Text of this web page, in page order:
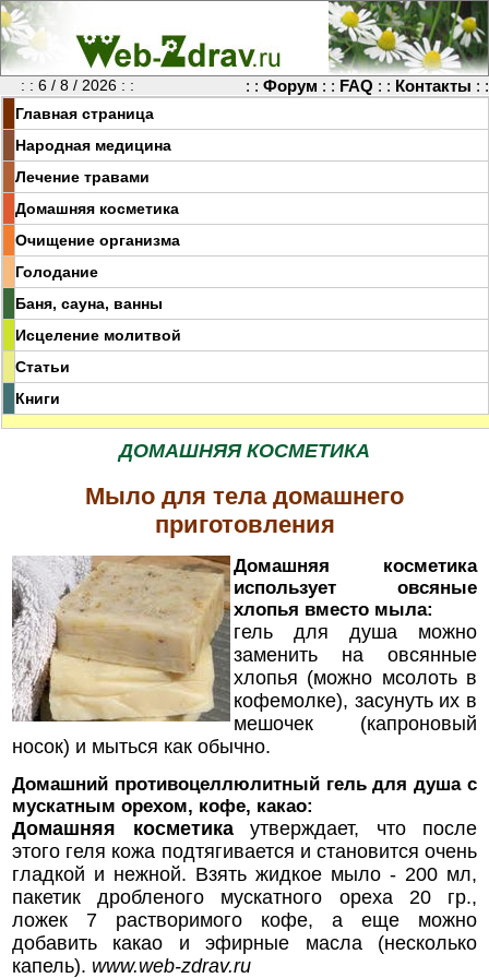
: : 6 / 8 / 2026 : : : : Форум : : FAQ : : Контакты : :
Главная страница
Народная медицина
Лечение травами
Домашняя косметика
Очищение организма
Голодание
Баня, сауна, ванны
Исцеление молитвой
Статьи
Книги
ДОМАШНЯЯ КОСМЕТИКА
Мыло для тела домашнего
приготовления
Домашняя косметика
использует овсяные
хлопья вместо мыла:
гель для душа можно
заменить на овсянные
хлопья (можно мсолоть в
кофемолке), засунуть их в
мешочек (капроновый
носок) и мыться как обычно.
Домашний противоцеллюлитный гель для душа с
мускатным орехом, кофе, какао:
Домашняя косметикаутверждает, что после
этого геля кожа подтягивается и становится очень
гладкой и нежной. Взять жидкое мыло - 200 мл,
пакетик дробленого мускатного ореха 20 гр.,
ложек 7 растворимого кофе, а еще можно
добавить какао и эфирные масла (несколько
капель). www.web-zdrav.ru